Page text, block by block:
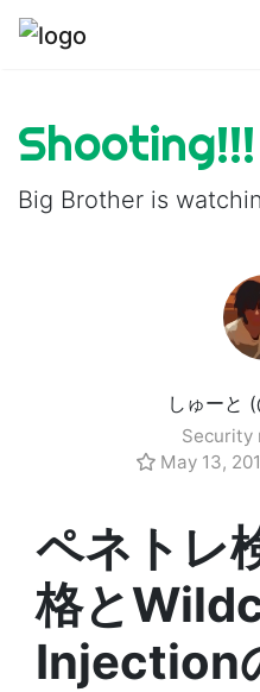
Shooting!!!
Big Brother is
しゅーと
Security
May 13,
ペネトレ
格と
Injection